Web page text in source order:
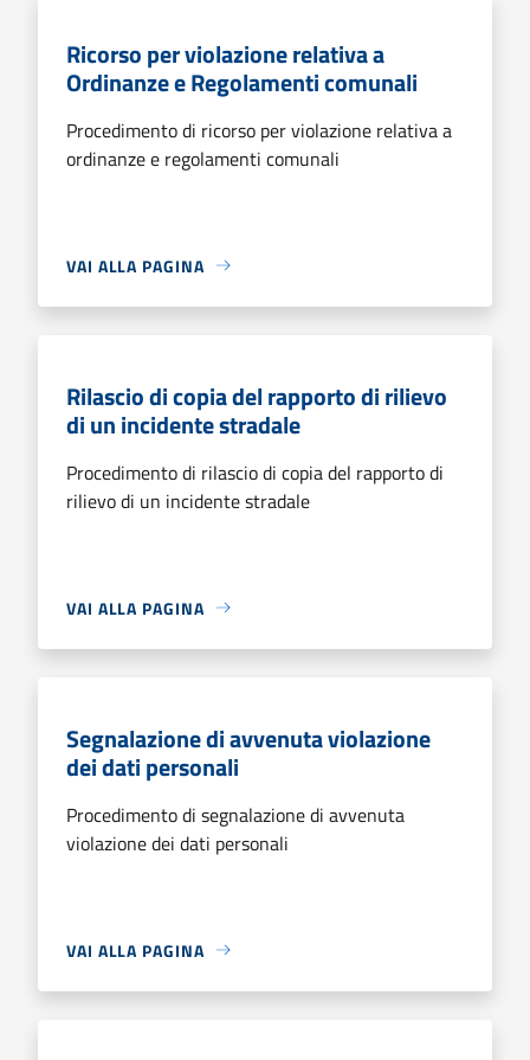
Ricorso per violazione relativa a
Ordinanze e Regolamenti comunali
Procedimento di ricorso per violazione relativa a
ordinanze e regolamenti comunali
VAI ALLA PAGINA
Rilascio di copia del rapporto di rilievo
di un incidente stradale
Procedimento di rilascio di copia del rapporto di
rilievo di un incidente stradale
VAI ALLA PAGINA
Segnalazione di avvenuta violazione
dei dati personali
Procedimento di segnalazione di avvenuta
violazione dei dati personali
VAI ALLA PAGINA